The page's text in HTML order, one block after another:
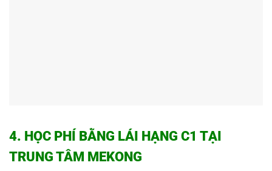
4. HỌC PHÍ BẰNG LÁI HẠNG C1 TẠI
TRUNG TÂM MEKONG